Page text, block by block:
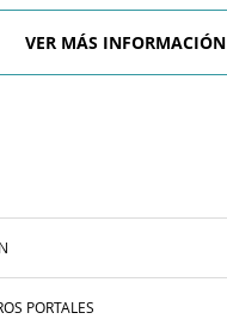
VER MÁS INFORMACIÓN
PORTALES